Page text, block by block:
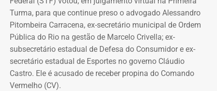
Zona Sul instaurou um inquérito após receber do
Ministério Público do Rio (MPRJ) uma notícia de fato que
apontava um possível estupro contra uma adolescente de
17 anos durante o pré-carnaval deste ano.
A investigação está em andamento e tramita sob sigilo.
Turma, para que continue preso o advogado Alessandro
Pitombeira Carracena, ex-secretário municipal de Ordem
Pública do Rio na gestão de Marcelo Crivella; ex-
subsecretário estadual de Defesa do Consumidor e ex-
secretário estadual de Esportes no governo Cláudio
Castro. Ele é acusado de receber propina do Comando
Vermelho (CV).